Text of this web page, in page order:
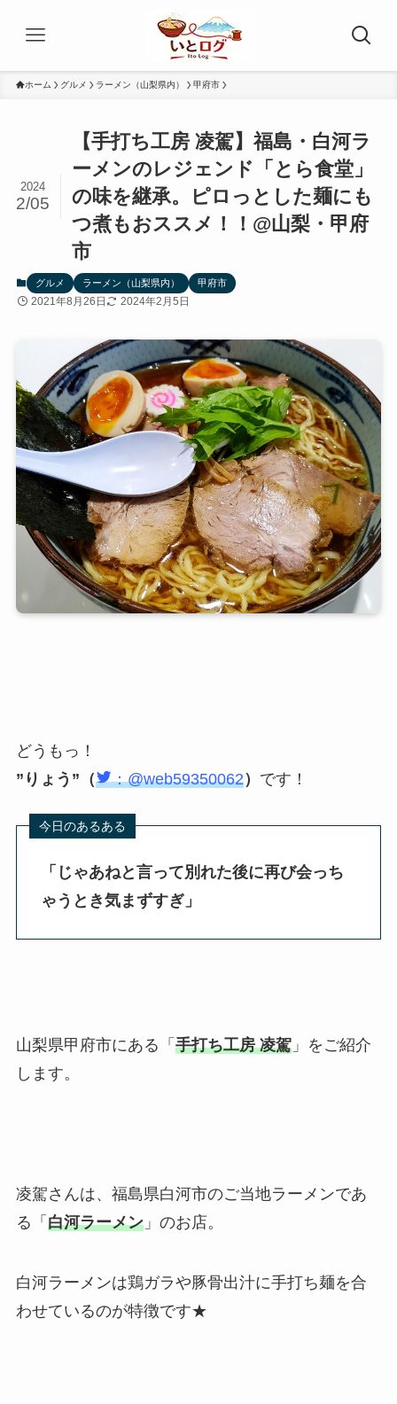
ホーム グルメ ラーメン（山梨県内） 甲府市
【手打ち工房 凌駕】福島・白河ラ
ーメンのレジェンド「とら食堂」
の味を継承。ピロっとした麺にも
つ煮もおススメ！！@山梨・甲府
市
2024
2/05
グルメ ラーメン（山梨県内） 甲府市
2021年8月26日 2024年2月5日
どうもっ！
”りょう”（
：@web59350062） です！
「じゃあねと言って別れた後に再び会っち
ゃうとき気まずすぎ」
山梨県甲府市にある「 手打ち工房 凌駕」をご紹介
します。
凌駕さんは、福島県白河市のご当地ラーメンであ
る「 白河ラーメン」のお店。
白河ラーメンは鶏ガラや豚骨出汁に手打ち麺を合
わせているのが特徴です★